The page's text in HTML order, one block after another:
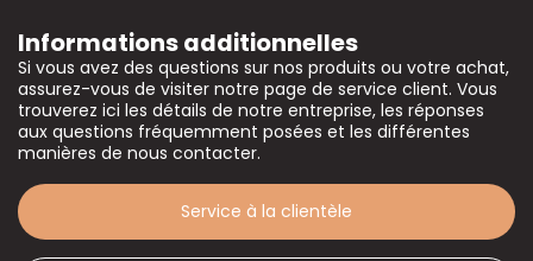
Informations additionnelles
Si vous avez des questions sur nos produits ou votre achat,
assurez-vous de visiter notre page de service client. Vous
trouverez ici les détails de notre entreprise, les réponses
aux questions fréquemment posées et les différentes
manières de nous contacter.
Service à la clientèle